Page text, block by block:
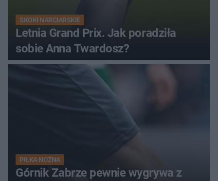
SKOKI NARCIARSKIE
Letnia Grand Prix. Jak poradziła
sobie Anna Twardosz?
PIŁKA NOŻNA
Górnik Zabrze pewnie wygrywa z